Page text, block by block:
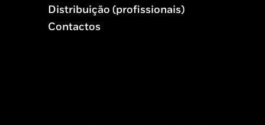
Distribuição (profissionais)
Contactos